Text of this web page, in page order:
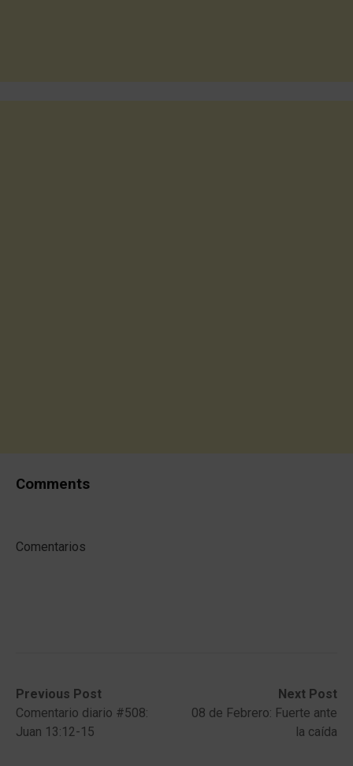
Comments
Comentarios
Post
navigation
Previous Post
Previous
post:Comentario diario #508:
Juan 13:12-15
Next Post
Next
post:
08 de Febrero: Fuerte ante
la caída